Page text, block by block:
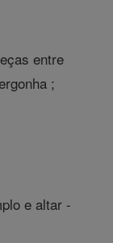
entre
;
e altar -